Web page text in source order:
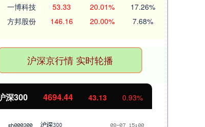
一博科技 53.33 20.01% 17.26%
方邦股份 146.16 20.00% 7.68%
沪深京行情 实时轮播
北证50 1134.24 11.37 1.01%